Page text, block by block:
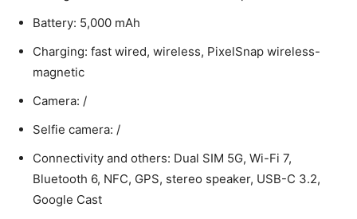
Battery: 5,000 mAh
Charging: fast wired, wireless, PixelSnap wireless-
magnetic
Camera: /
Selfie camera: /
Connectivity and others: Dual SIM 5G, Wi-Fi 7,
Bluetooth 6, NFC, GPS, stereo speaker, USB-C 3.2,
Google Cast